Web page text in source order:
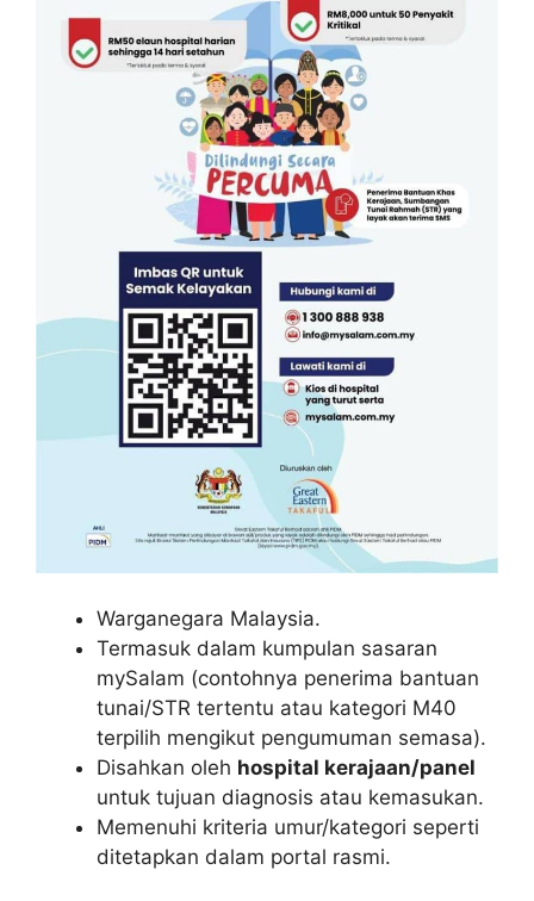
Warganegara Malaysia.
Termasuk dalam kumpulan sasaran
mySalam (contohnya penerima bantuan
tunai/STR tertentu atau kategori M40
terpilih mengikut pengumuman semasa).
Disahkan oleh hospital kerajaan/panel
untuk tujuan diagnosis atau kemasukan.
Memenuhi kriteria umur/kategori seperti
ditetapkan dalam portal rasmi.